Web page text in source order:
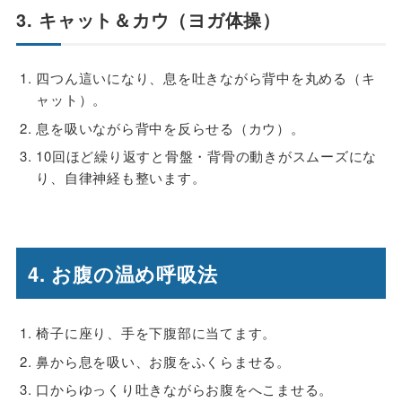
3. キャット＆カウ（ヨガ体操）
四つん這いになり、息を吐きながら背中を丸める（キ
ャット）。
息を吸いながら背中を反らせる（カウ）。
10回ほど繰り返すと骨盤・背骨の動きがスムーズにな
り、自律神経も整います。
4. お腹の温め呼吸法
椅子に座り、手を下腹部に当てます。
鼻から息を吸い、お腹をふくらませる。
口からゆっくり吐きながらお腹をへこませる。